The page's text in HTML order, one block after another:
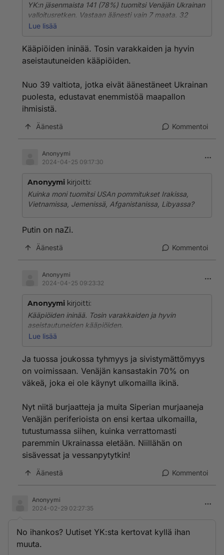
YK:n jäsenmaista 141 (78%) tuomitsi Venäjän Ukrainan
valloitusretken. Vastaan äänesti vain 7 maata. 32
maata äänesti tyhjää.
https://x.com/UN_News_Centre/status/16288580930
72224256?s=20
Lue lisää
Kääpiöiden ininää. Tosin varakkaiden ja hyvin
aseistautuneiden kääpiöiden.
Nuo 39 valtiota, jotka eivät äänestäneet Ukrainan
puolesta, edustavat enemmistöä maapallon
ihmisistä.
Äänestä Kommentoi
Anonyymi
2024-04-25 09:17:30
Anonyymi kirjoitti:
Kuinka moni tuomitsi USAn pommitukset Irakissa,
Vietnamissa, Jemenissä, Afganistanissa, Libyassa?
Putin on naZi.
Äänestä Kommentoi
Anonyymi
2024-04-25 09:23:32
Anonyymi kirjoitti:
Kääpiöiden ininää. Tosin varakkaiden ja hyvin
aseistautuneiden kääpiöiden.
puolesta, edustavat enemmistöä maapallon ihmisistä.
Lue lisää
Ja tuossa joukossa tyhmyys ja sivistymättömyys
on voimissaan. Venäjän kansastakin 70% on
väkeä, joka ei ole käynyt ulkomailla ikinä.
Nyt niitä burjaatteja ja muita Siperian murjaaneja
Venäjän periferioista on ensi kertaa ulkomailla,
tutustumassa siihen, kuinka verrattomasti
paremmin Ukrainassa eletään. Niillähän on
sisävessat ja vessanpytytkin!
Äänestä Kommentoi
Anonyymi
2024-02-29 02:27:35
No ihankos? Uutiset YK:sta kertovat kyllä ihan
muuta.